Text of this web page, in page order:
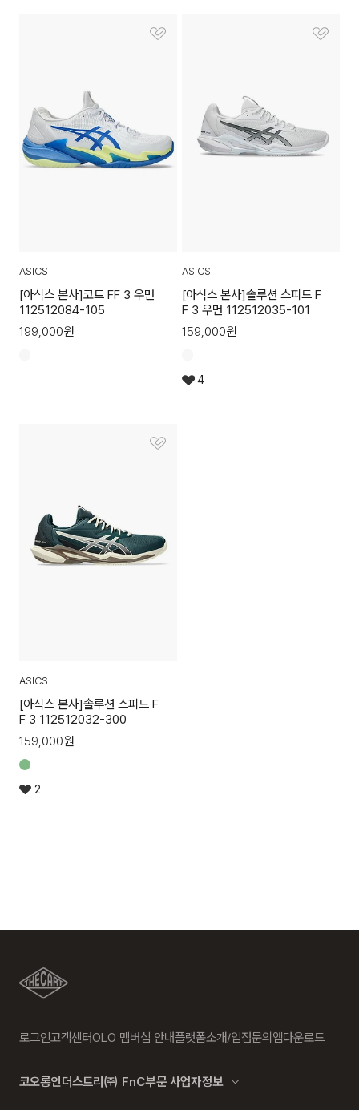
ASICS
[아식스 본사]코트 FF 3 우먼
112512084-105
199,000원
ASICS
[아식스 본사]솔루션 스피드 F
F 3 우먼 112512035-101
159,000원
4
ASICS
[아식스 본사]솔루션 스피드 F
F 3 112512032-300
159,000원
2
로그인고객센터OLO 멤버십 안내플랫폼소개/입점문의앱다운로드
코오롱인더스트리㈜ FnC부문 사업자정보